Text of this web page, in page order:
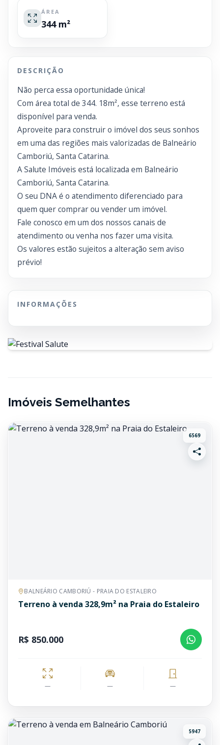
ÁREA
344 m²
DESCRIÇÃO
Não perca essa oportunidade única!
Com área total de 344. 18m², esse terreno está
disponível para venda.
Aproveite para construir o imóvel dos seus sonhos
em uma das regiões mais valorizadas de Balneário
Camboriú, Santa Catarina.
A Salute Imóveis está localizada em Balneário
Camboriú, Santa Catarina.
O seu DNA é o atendimento diferenciado para
quem quer comprar ou vender um imóvel.
Fale conosco em um dos nossos canais de
atendimento ou venha nos fazer uma visita.
Os valores estão sujeitos a alteração sem aviso
prévio!
INFORMAÇÕES
Imóveis Semelhantes
6569
BALNEÁRIO CAMBORIÚ - PRAIA DO ESTALEIRO
Terreno à venda 328,9m² na Praia do Estaleiro
R$ 850.000
— — —
5947